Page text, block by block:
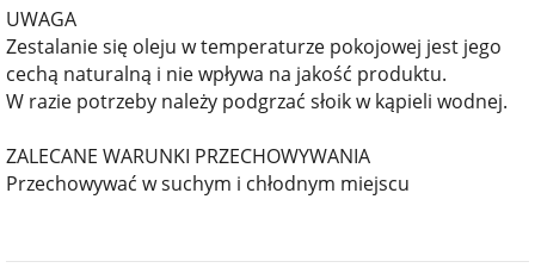
UWAGA
Zestalanie się oleju w temperaturze pokojowej jest jego
cechą naturalną i nie wpływa na jakość produktu.
W razie potrzeby należy podgrzać słoik w kąpieli wodnej.
ZALECANE WARUNKI PRZECHOWYWANIA
Przechowywać w suchym i chłodnym miejscu